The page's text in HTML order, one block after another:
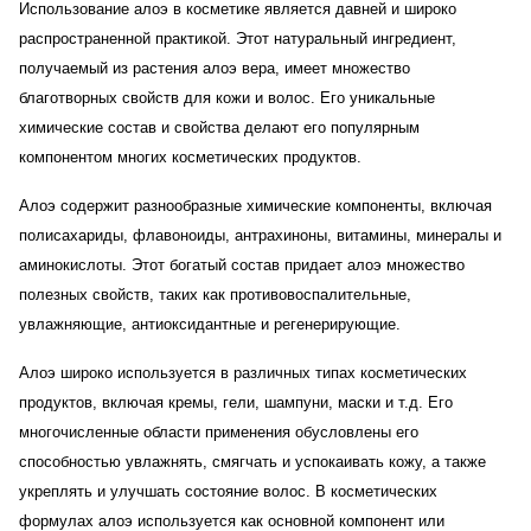
Использование алоэ в косметике является давней и широко
распространенной практикой. Этот натуральный ингредиент,
получаемый из растения алоэ вера, имеет множество
благотворных свойств для кожи и волос. Его уникальные
химические состав и свойства делают его популярным
компонентом многих косметических продуктов.
Алоэ содержит разнообразные химические компоненты, включая
полисахариды, флавоноиды, антрахиноны, витамины, минералы и
аминокислоты. Этот богатый состав придает алоэ множество
полезных свойств, таких как противовоспалительные,
увлажняющие, антиоксидантные и регенерирующие.
Алоэ широко используется в различных типах косметических
продуктов, включая кремы, гели, шампуни, маски и т.д. Его
многочисленные области применения обусловлены его
способностью увлажнять, смягчать и успокаивать кожу, а также
укреплять и улучшать состояние волос. В косметических
формулах алоэ используется как основной компонент или